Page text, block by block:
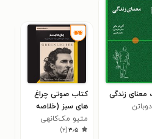
معنای زندگی
کتاب صوتی چراغ‌
های سبز (خلاصه
کتاب)
متیو مک‌کانهی
۳٫۵(۲)